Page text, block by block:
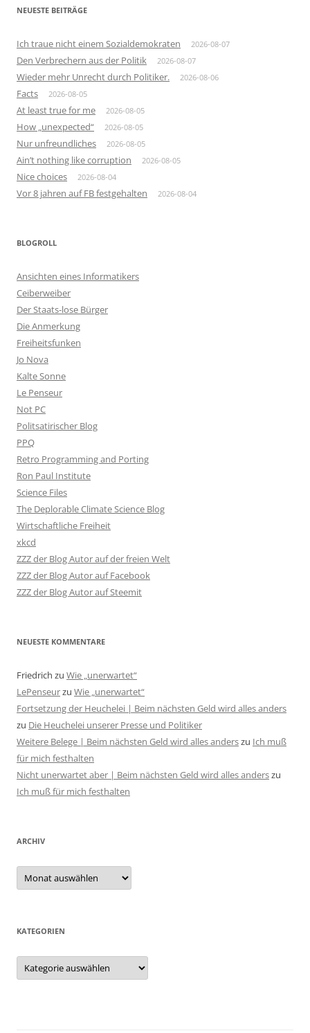
NEUESTE BEITRÄGE
Ich traue nicht einem Sozialdemokraten 2026-08-07
Den Verbrechern aus der Politik 2026-08-07
Wieder mehr Unrecht durch Politiker. 2026-08-06
Facts 2026-08-05
At least true for me 2026-08-05
How „unexpected“ 2026-08-05
Nur unfreundliches 2026-08-05
Ain’t nothing like corruption 2026-08-05
Nice choices 2026-08-04
Vor 8 jahren auf FB festgehalten 2026-08-04
BLOGROLL
Ansichten eines Informatikers
Ceiberweiber
Der Staats-lose Bürger
Die Anmerkung
Freiheitsfunken
Jo Nova
Kalte Sonne
Le Penseur
Not PC
Politsatirischer Blog
PPQ
Retro Programming and Porting
Ron Paul Institute
Science Files
The Deplorable Climate Science Blog
Wirtschaftliche Freiheit
xkcd
ZZZ der Blog Autor auf der freien Welt
ZZZ der Blog Autor auf Facebook
ZZZ der Blog Autor auf Steemit
NEUESTE KOMMENTARE
Friedrich zu Wie „unerwartet“
LePenseurzu Wie „unerwartet“
Fortsetzung der Heuchelei | Beim nächsten Geld wird alles anders
zu Die Heuchelei unserer Presse und Politiker
Weitere Belege | Beim nächsten Geld wird alles anderszu Ich muß
für mich festhalten
Nicht unerwartet aber | Beim nächsten Geld wird alles anderszu
Ich muß für mich festhalten
ARCHIV
Archiv
KATEGORIEN
Kategorien